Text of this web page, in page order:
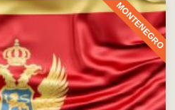
MONTENEGRO